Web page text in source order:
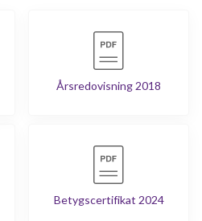
Årsredovisning 2018
Betygscertifikat 2024